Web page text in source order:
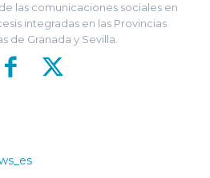
las comunicaciones sociales en
integradas en las Provincias
de Granada y Sevilla.